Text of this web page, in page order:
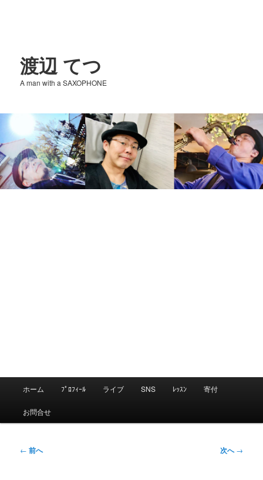
渡辺 てつ
A man with a SAXOPHONE
メ
イ
ン
ホーム ﾌﾟﾛﾌｨｰﾙ ライブ SNS ﾚｯｽﾝ 寄付
お問合せ
投
← 前へ 次へ→